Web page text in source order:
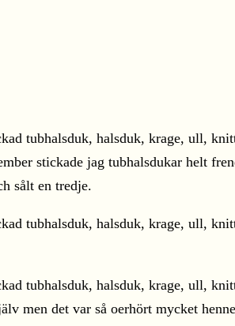
stickade jag tubhalsdukar helt
sålt en tredje.
men det var så oerhört mycket